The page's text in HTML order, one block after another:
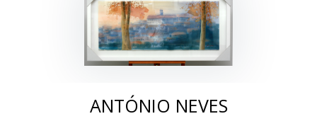
ANTÓNIO NEVES